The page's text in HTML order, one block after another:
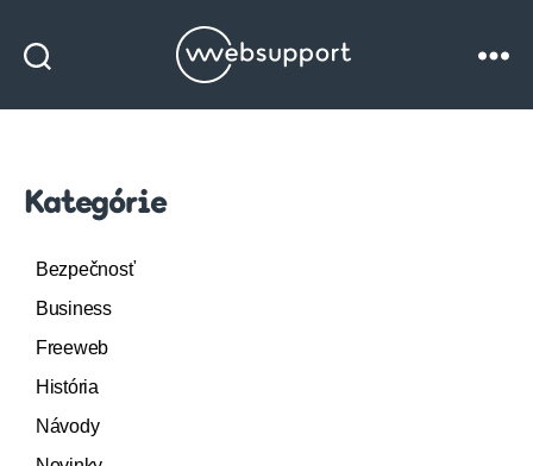
Websupport
Kategórie
Bezpečnosť
Business
Freeweb
História
Návody